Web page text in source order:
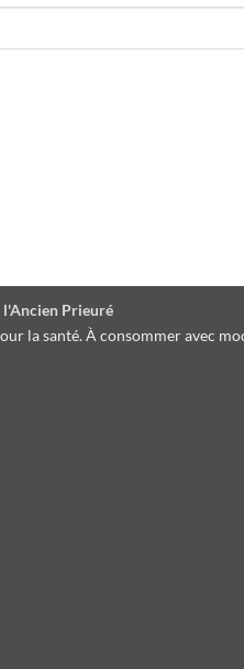
l'Ancien Prieuré
la santé. À consommer avec